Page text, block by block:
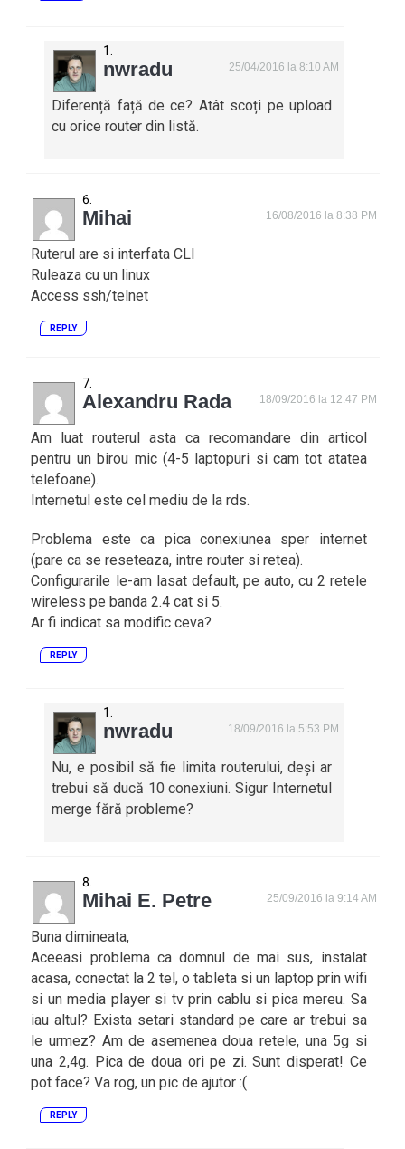
nwradu 25/04/2016 la 8:10 AM
Diferență față de ce? Atât scoți pe upload
cu orice router din listă.
Mihai 16/08/2016 la 8:38 PM
Ruterul are si interfata CLI
Ruleaza cu un linux
Access ssh/telnet
REPLY
Alexandru Rada 18/09/2016 la 12:47 PM
Am luat routerul asta ca recomandare din articol
pentru un birou mic (4-5 laptopuri si cam tot atatea
telefoane).
Internetul este cel mediu de la rds.
Problema este ca pica conexiunea sper internet
(pare ca se reseteaza, intre router si retea).
Configurarile le-am lasat default, pe auto, cu 2 retele
wireless pe banda 2.4 cat si 5.
Ar fi indicat sa modific ceva?
REPLY
nwradu 18/09/2016 la 5:53 PM
Nu, e posibil să fie limita routerului, deși ar
trebui să ducă 10 conexiuni. Sigur Internetul
merge fără probleme?
Mihai E. Petre 25/09/2016 la 9:14 AM
Buna dimineata,
Aceeasi problema ca domnul de mai sus, instalat
acasa, conectat la 2 tel, o tableta si un laptop prin wifi
si un media player si tv prin cablu si pica mereu. Sa
iau altul? Exista setari standard pe care ar trebui sa
le urmez? Am de asemenea doua retele, una 5g si
una 2,4g. Pica de doua ori pe zi. Sunt disperat! Ce
pot face? Va rog, un pic de ajutor :(
REPLY